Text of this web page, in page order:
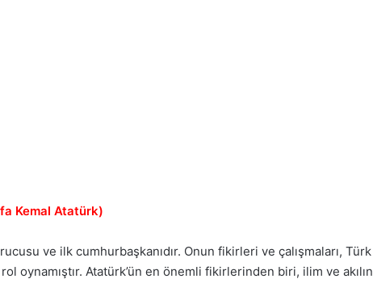
Kemal Atatürk)
ve ilk cumhurbaşkanıdır. Onun fikirleri ve çalışmaları, Türk
Atatürk’ün en önemli fikirlerinden biri, ilim ve akılın